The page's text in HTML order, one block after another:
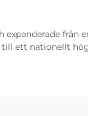
expanderade från
till ett nationellt